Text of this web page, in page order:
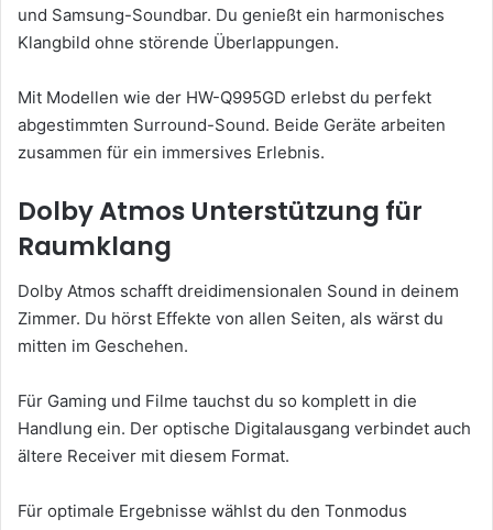
und Samsung-Soundbar. Du genießt ein harmonisches
Klangbild ohne störende Überlappungen.
Mit Modellen wie der HW-Q995GD erlebst du perfekt
abgestimmten Surround-Sound. Beide Geräte arbeiten
zusammen für ein immersives Erlebnis.
Dolby Atmos Unterstützung für
Raumklang
Dolby Atmos schafft dreidimensionalen Sound in deinem
Zimmer. Du hörst Effekte von allen Seiten, als wärst du
mitten im Geschehen.
Für Gaming und Filme tauchst du so komplett in die
Handlung ein. Der optische Digitalausgang verbindet auch
ältere Receiver mit diesem Format.
Für optimale Ergebnisse wählst du den Tonmodus